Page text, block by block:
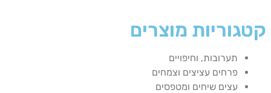
קטגוריות מוצרים
תערובות, וחיפויים
פרחים עציצים וצמחים
עצים שיחים ומטפסים